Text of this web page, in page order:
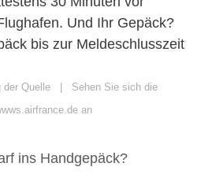
Und Ihr Gepäck?
bis zur Meldeschlusszeit
der Quelle | Sehen Sie sich die
an
ins Handgepäck?